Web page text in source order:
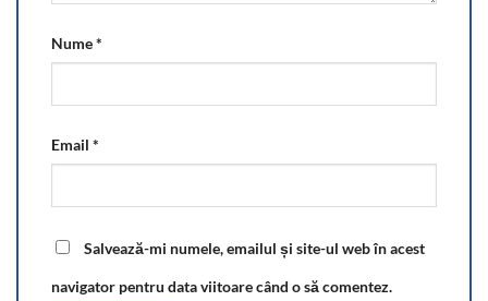
Nume*
Email *
Salvează-mi numele, emailul și site-ul web în acest
navigator pentru data viitoare când o să comentez.